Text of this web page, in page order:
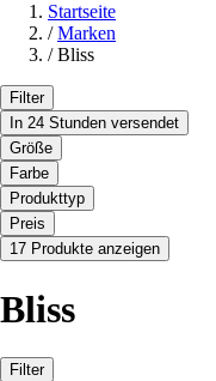
Startseite
/ Marken
/ Bliss
Filter
In 24 Stunden versendet
Größe
Farbe
Produkttyp
Preis
17 Produkte anzeigen
Bliss
Filter